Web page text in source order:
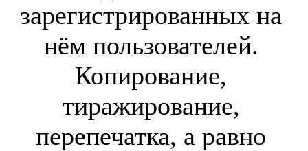
зарегистрированных на
нём пользователей.
Копирование,
тиражирование,
перепечатка, а равно